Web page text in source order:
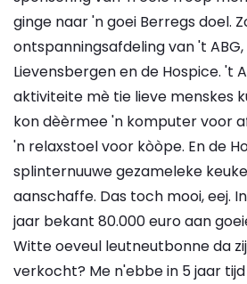
ginge naar 'n goei Berregs doel.
ontspanningsafdeling van 't
Lievensbergen en de Hospice. 't
aktiviteite mè tie lieve menskes
kon dèèrmee 'n komputer voor
'n relaxstoel voor kòòpe. En de
splinternuuwe gezameleke
aanschaffe. Das toch mooi, eej.
jaar bekant 80.000 euro aan
Witte oeveul leutneutbonne da
verkocht? Me n'ebbe in 5 jaar